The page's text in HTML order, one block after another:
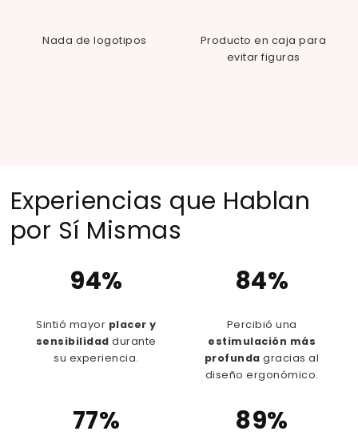
Nada de logotipos
Producto en caja para
evitar figuras
Experiencias que Hablan
por Sí Mismas
94%
Sintió mayor placer y
sensibilidad durante
su experiencia.
84%
Percibió una
estimulación más
profunda gracias al
diseño ergonómico.
77% 89%